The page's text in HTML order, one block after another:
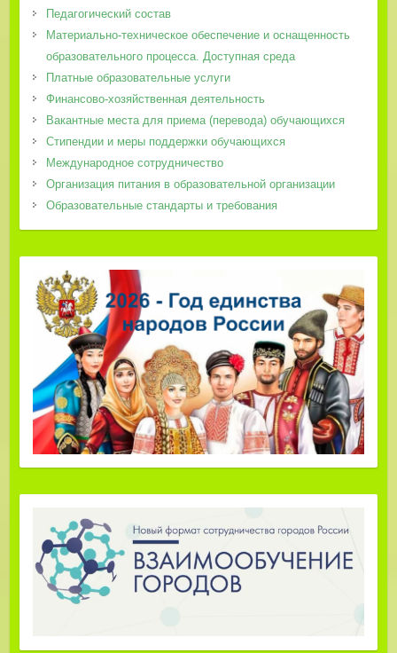
Педагогический состав
Материально-техническое обеспечение и оснащенность
образовательного процесса. Доступная среда
Платные образовательные услуги
Финансово-хозяйственная деятельность
Вакантные места для приема (перевода) обучающихся
Стипендии и меры поддержки обучающихся
Международное сотрудничество
Организация питания в образовательной организации
Образовательные стандарты и требования